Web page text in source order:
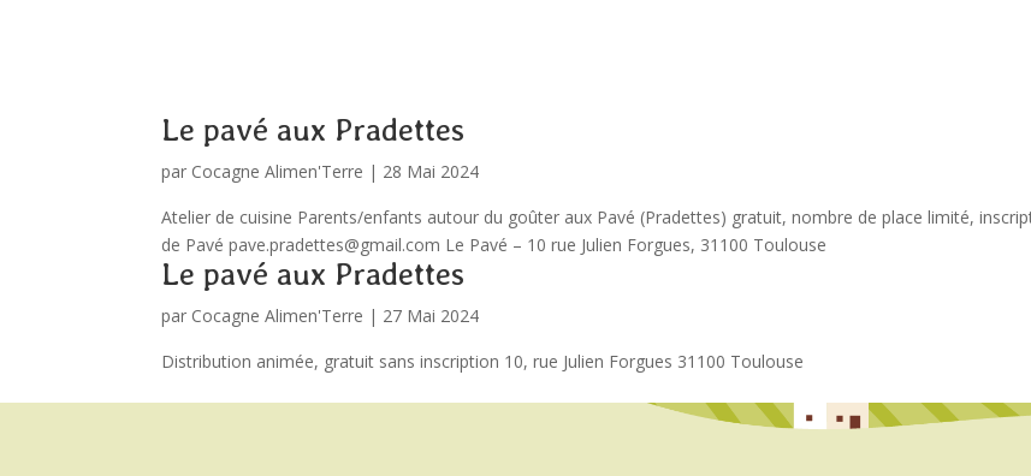
Le pavé aux Pradettes
par Cocagne Alimen'Terre | 28 Mai 2024
Atelier de cuisine Parents/enfants autour du goûter aux Pavé (Pradettes) gratuit, nombre de place limité,
de Pavé pave.pradettes@gmail.com Le Pavé – 10 rue Julien Forgues, 31100 Toulouse
Le pavé aux Pradettes
par Cocagne Alimen'Terre | 27 Mai 2024
Distribution animée, gratuit sans inscription 10, rue Julien Forgues 31100 Toulouse